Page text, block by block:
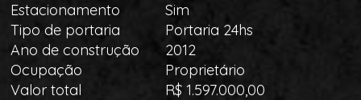
Estacionamento
Sim
Tipo de portaria
Portaria 24hs
Ano de construção
2012
Ocupação
Proprietário
Valor total
R$ 1.597.000,00